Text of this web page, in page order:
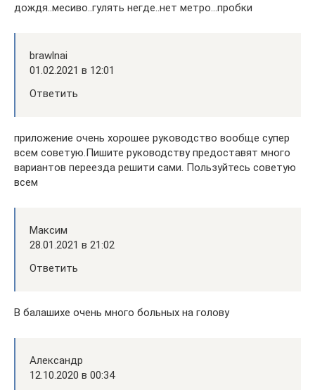
дождя..месиво..гулять негде..нет метро…пробки
brawlnai
01.02.2021 в 12:01
Ответить
приложение очень хорошее руководство вообще супер
всем советую.Пишите руководству предоставят много
вариантов переезда решити сами. Пользуйтесь советую
всем
Максим
28.01.2021 в 21:02
Ответить
В балашихе очень много больных на голову
Александр
12.10.2020 в 00:34